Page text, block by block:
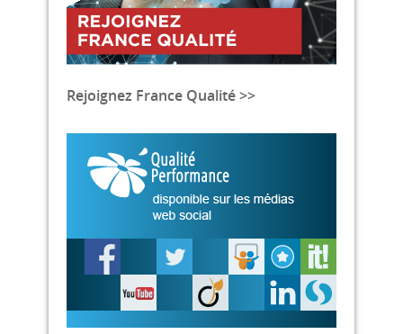
Rejoignez France Qualité >>